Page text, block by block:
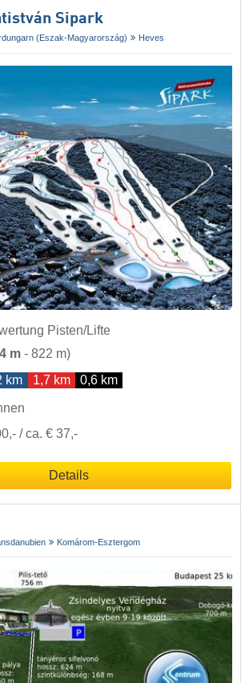
Sipark
(Eszak-Magyarország) Heves
Pisten/Lifte
m - 822 m)
km 1,7 km 0,6 km
/ ca. € 37,-
Details
Komárom-Esztergom